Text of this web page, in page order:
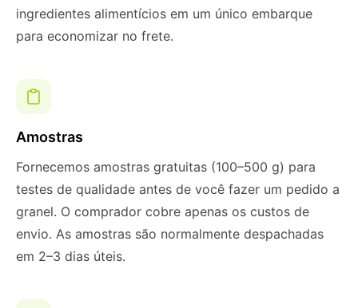
ingredientes alimentícios em um único embarque
para economizar no frete.
Amostras
Fornecemos amostras gratuitas (100–500 g) para
testes de qualidade antes de você fazer um pedido a
granel. O comprador cobre apenas os custos de
envio. As amostras são normalmente despachadas
em 2–3 dias úteis.